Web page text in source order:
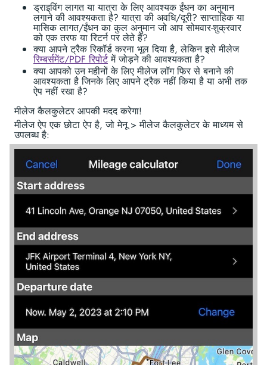
ड्राइविंग लागत या यात्रा के लिए आवश्यक ईंधन का अनुमान
लगाने की आवश्यकता है? यात्रा की अवधि/दूरी? साप्ताहिक या
मासिक लागत/ईंधन का कुल अनुमान जो आप सोमवार-शुक्रवार
को एक तरफ या रिटर्न पर लेते हैं?
क्या आपने ट्रैक रिकॉर्ड करना भूल दिया है, लेकिन इसे मीलेज
रिम्बर्समेंट/PDF रिपोर्टमें जोड़ने की आवश्यकता है?
क्या आपको उन महीनों के लिए मीलेज लॉग फिर से बनाने की
आवश्यकता है जिनके लिए आपने ट्रैक नहीं किया है या अभी तक
ऐप नहीं रखा है?
मीलेज कैलकुलेटर आपकी मदद करेगा!
मीलेज ऐप एक छोटा ऐप है, जो मेनू > मीलेज कैलकुलेटर के माध्यम से
उपलब्ध है: